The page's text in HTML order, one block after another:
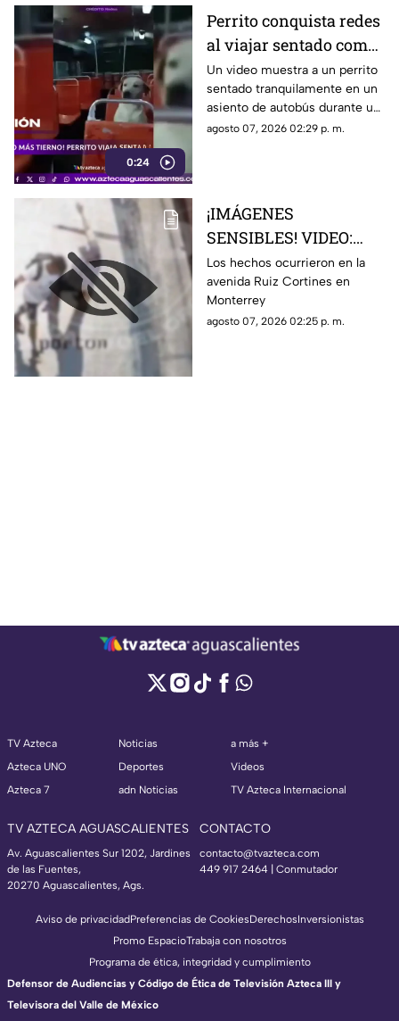
0:24
Perrito conquista redes
al viajar sentado como
un pasajero en un
autobús
Un video muestra a un perrito
sentado tranquilamente en un
asiento de autobús durante un
recorrido. Usuarios destacaron
agosto 07, 2026 02:29 p. m.
¡IMÁGENES
SENSIBLES! VIDEO:
Adulto mayor muere
atropellado por un
tráiler luego de ser
empujado sin motivo
Los hechos ocurrieron en la
avenida Ruiz Cortines en
Monterrey
agosto 07, 2026 02:25 p. m.
TV Azteca
Azteca UNO
Azteca 7
Noticias
Deportes
adn Noticias
a más +
Videos
TV Azteca Internacional
TV AZTECA AGUASCALIENTES
Av. Aguascalientes Sur 1202, Jardines
de las Fuentes,
20270 Aguascalientes, Ags.
CONTACTO
contacto@tvazteca.com
449 917 2464 | Conmutador
Aviso de privacidadPreferencias de CookiesDerechosInversionistas
Promo EspacioTrabaja con nosotros
Programa de ética, integridad y cumplimiento
Defensor de Audiencias y Código de Ética de Televisión Azteca III y
Televisora del Valle de México